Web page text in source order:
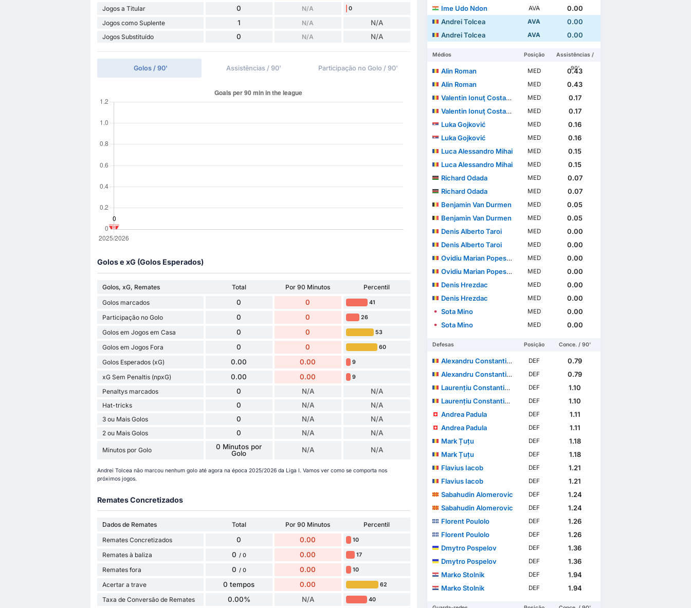
Jogos a Titular 0 N/A 0
Jogos como Suplente 1 N/A N/A
Jogos Substituído 0 N/A N/A
Golos / 90' Assistências / 90' Participação no Golo / 90'
Golos e xG (Golos Esperados)
Golos, xG, Remates Total Por 90 Minutos
Percentil
Golos marcados
0 0 41
Participação no Golo 0 0 26
Golos em Jogos em Casa 0 0 53
Golos em Jogos Fora 0 0 60
Golos Esperados (xG) 0.00 0.00 9
xG Sem Penaltis (npxG) 0.00 0.00 9
Penaltys marcados 0 N/A N/A
Hat-tricks 0 N/A N/A
3 ou Mais Golos 0 N/A N/A
2 ou Mais Golos 0 N/A N/A
Minutos por Golo
0 Minutos por
Golo
N/A N/A
Andrei Tolcea não marcou nenhum golo até agora na época 2025/2026 da Liga I. Vamos ver como se comporta nos
próximos jogos.
Remates Concretizados
Dados de Remates Total Por 90 Minutos
Percentil
Remates Concretizados
0 0.00 10
Remates à baliza 0 / 0 0.00 17
Remates fora 0 / 0 0.00 10
Acertar a trave 0 tempos 0.00 62
Taxa de Conversão de Remates 0.00% N/A 40
Ime Udo Ndon
AVA
0.00
Andrei Tolcea
AVA
0.00
Andrei Tolcea
AVA 0.00
Médios Posição
Assistências /
90'
Alin Roman MED
0.43
Alin Roman
MED
0.43
Valentin Ionuţ Costache
MED
0.17
Valentin Ionuţ Costache
MED
0.17
Luka Gojković
MED
0.16
Luka Gojković
MED
0.16
Luca Alessandro Mihai
MED
0.15
Luca Alessandro Mihai
MED
0.15
Richard Odada
MED
0.07
Richard Odada
MED
0.07
Benjamin Van Durmen
MED
0.05
Benjamin Van Durmen
MED
0.05
Denis Alberto Taroi
MED
0.00
Denis Alberto Taroi
MED
0.00
Ovidiu Marian Popescu
MED
0.00
Ovidiu Marian Popescu
MED
0.00
Denis Hrezdac
MED
0.00
Denis Hrezdac
MED
0.00
Sota Mino
MED
0.00
Sota Mino
MED 0.00
Defesas Posição Conce. / 90'
Alexandru Constantin Benga DEF
0.79
Alexandru Constantin Benga
DEF
0.79
Laurențiu Constantin Vlăsceanu
DEF
1.10
Laurențiu Constantin Vlăsceanu
DEF
1.10
Andrea Padula
DEF
1.11
Andrea Padula
DEF
1.11
Mark Țuțu
DEF
1.18
Mark Țuțu
DEF
1.18
Flavius Iacob
DEF
1.21
Flavius Iacob
DEF
1.21
Sabahudin Alomeroviс
DEF
1.24
Sabahudin Alomeroviс
DEF
1.24
Florent Poulolo
DEF
1.26
Florent Poulolo
DEF
1.26
Dmytro Pospelov
DEF
1.36
Dmytro Pospelov
DEF
1.36
Marko Stolnik
DEF
1.94
Marko Stolnik
DEF 1.94